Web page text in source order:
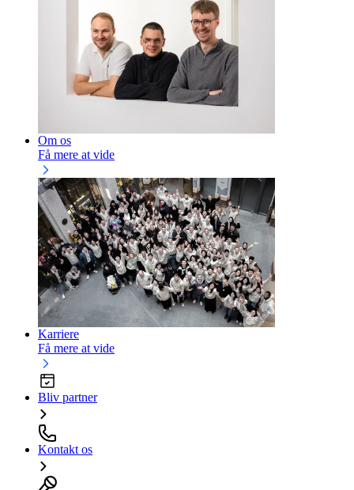
Om os
Få mere at vide
Karriere
Få mere at vide
Bliv partner
Kontakt os